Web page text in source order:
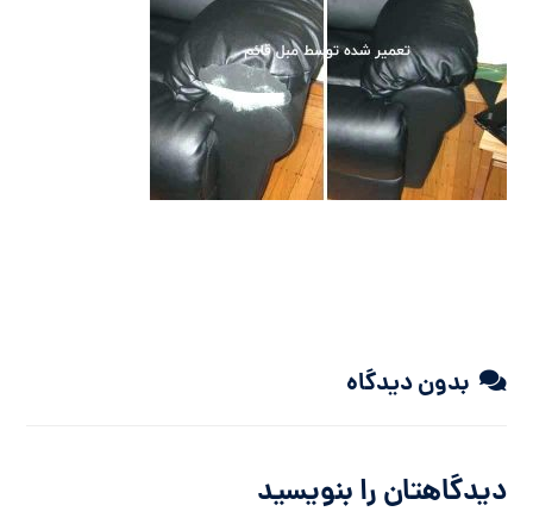
بدون دیدگاه
دیدگاهتان را بنویسید